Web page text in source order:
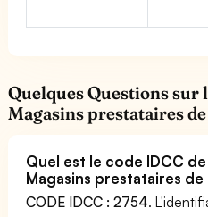
Quelques Questions
Magasins prestataires
Quel est le code IDCC
Magasins prestataires
CODE IDCC : 2754.